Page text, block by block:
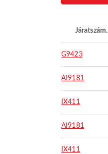
Járatszám.
G9423
AI9181
IX411
AI9181
IX411